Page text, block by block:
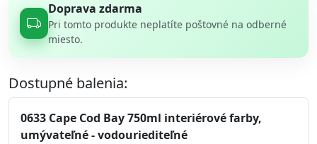
Doprava zdarma
Pri tomto produkte neplatíte poštovné na odberné
miesto.
Dostupné balenia:
0633 Cape Cod Bay 750ml interiérové farby,
umývateľné - vodouriediteľné